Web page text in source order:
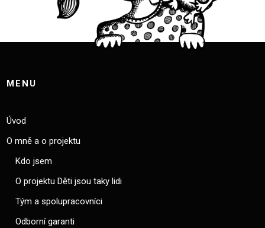
MENU
Úvod
O mně a o projektu
Kdo jsem
O projektu Děti jsou taky lidi
Tým a spolupracovníci
Odborní garanti